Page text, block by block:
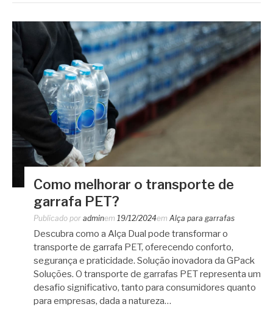
Como melhorar o transporte de
garrafa PET?
Publicado por adminem 19/12/2024em Alça para garrafas
Descubra como a Alça Dual pode transformar o
transporte de garrafa PET, oferecendo conforto,
segurança e praticidade. Solução inovadora da GPack
Soluções. O transporte de garrafas PET representa um
desafio significativo, tanto para consumidores quanto
para empresas, dada a natureza…